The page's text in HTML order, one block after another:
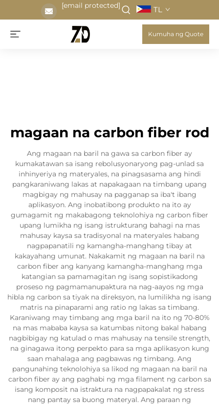
[email protected] TL
Kumuha ng Quote
magaan na carbon fiber rod
Ang magaan na baril na gawa sa carbon fiber ay
kumakatawan sa isang rebolusyonaryong pag-unlad sa
inhinyeriya ng materyales, na pinagsasama ang hindi
pangkaraniwang lakas at napakagaan na timbang upang
magbigay ng mahusay na pagganap sa iba't ibang
aplikasyon. Ang inobatibong produkto na ito ay
gumagamit ng makabagong teknolohiya ng carbon fiber
upang lumikha ng isang istrukturang bahagi na mas
mahusay kaysa sa tradisyonal na materyales habang
nagpapanatili ng kamangha-manghang tibay at
kakayahang umunat. Nakakamit ng magaan na baril na
carbon fiber ang kanyang kamangha-manghang mga
katangian sa pamamagitan ng isang sopistikadong
proseso ng pagmamanupaktura na nag-aayos ng mga
hibla ng carbon sa tiyak na direksyon, na lumilikha ng isang
matris na pinaparami ang ratio ng lakas sa timbang.
Karaniwang may timbang ang mga baril na ito ng 70-80%
na mas mababa kaysa sa katumbas nitong bakal habang
nagbibigay ng katulad o mas mahusay na tensile strength,
na ginagawa itong perpekto para sa mga aplikasyon kung
saan mahalaga ang pagbawas ng timbang. Ang
pangunahing teknolohiya sa likod ng magaan na baril na
carbon fiber ay ang paghabi ng mga filament ng carbon sa
isang komposit na istraktura na nagpapakalat ng stress
nang pantay sa buong materyal. Ang paraan ng